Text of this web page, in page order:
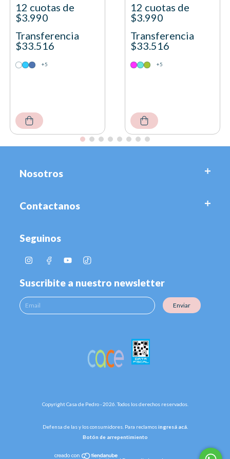
12 cuotas de
$3.990
Transferencia
$33.516
+5
12 cuotas de
$3.990
Transferencia
$33.516
+5
Nosotros
Contactanos
Seguinos
Suscribite a nuestro newsletter
Enviar
Copyright Casa de Pedro - 2026. Todos los derechos reservados.
Defensa de las y los consumidores. Para reclamos ingresá acá.
Botón de arrepentimiento